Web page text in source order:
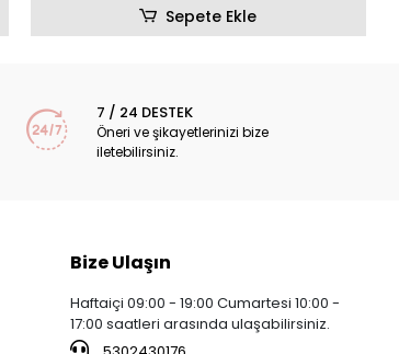
Sepete Ekle
7 / 24 DESTEK
Öneri ve şikayetlerinizi bize
iletebilirsiniz.
Bize Ulaşın
Haftaiçi 09:00 - 19:00 Cumartesi 10:00 -
17:00 saatleri arasında ulaşabilirsiniz.